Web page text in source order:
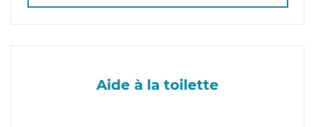
Aide à la toilette